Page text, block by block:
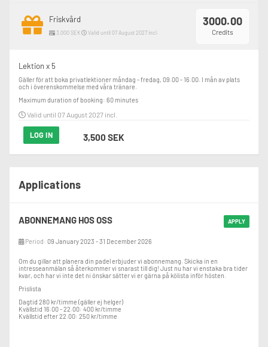
3000.00
Credits
Friskvård
3,000 SEK Valid until 07 August 2027 incl.
Lektion x 5
Gäller för att boka privatlektioner måndag - fredag, 09.00 - 16.00. I mån av plats
och i överenskommelse med våra tränare.
Maximum duration of booking: 60 minutes
Valid until 07 August 2027 incl.
LOG IN 3,500 SEK
Applications
APPLY
ABONNEMANG HOS OSS
Period: 09 January 2023 - 31 December 2026
Om du gillar att planera din padel erbjuder vi abonnemang. Skicka in en
intresseanmälan så återkommer vi snarast till dig! Just nu har vi enstaka bra tider
kvar, och har vi inte det ni önskar sätter vi er gärna på kölista inför hösten.
Prislista
Dagtid 280 kr/timme (gäller ej helger)
Kvällstid 16.00 - 22.00: 400 kr/timme
Kvällstid efter 22.00: 250 kr/timme